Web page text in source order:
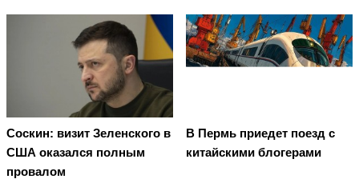
Соскин: визит Зеленского в
США оказался полным
провалом
В Пермь приедет поезд с
китайскими блогерами